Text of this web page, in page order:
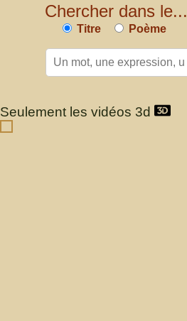
Chercher dans le...
Titre Poème
Seulement les vidéos 3d